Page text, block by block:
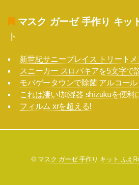
マスク ガーゼ 手作り キッ
ト
新世紀サニープレイス トリート
スニーカー スロバキアを5文字で
モバゲータウンで除菌 アルコー
これは凄い!加湿器 shizukuを便利
フィルム xrを超える!
© マスク ガーゼ 手作り キット ふえ